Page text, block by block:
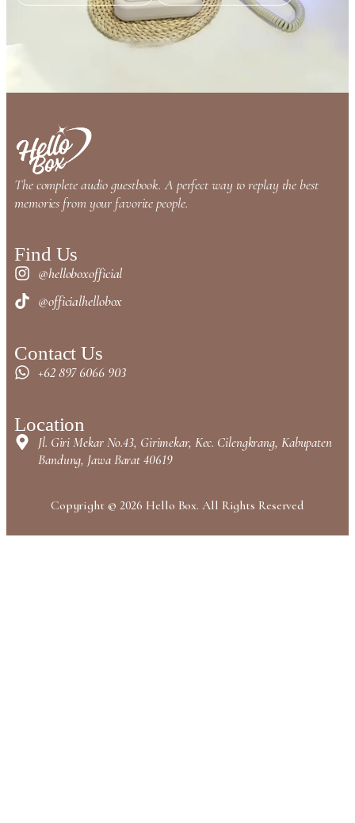
The complete audio guestbook. A perfect way to replay the best
memories from your favorite people.
Find Us
@helloboxofficial
@officialhellobox
Contact Us
+62 897 6066 903
Location
Jl. Giri Mekar No.43, Girimekar, Kec. Cilengkrang, Kabupaten
Bandung, Jawa Barat 40619
Copyright © 2026 Hello Box. All Rights Reserved